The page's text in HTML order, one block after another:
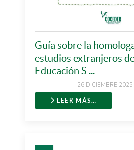
Guía sobre la
estudios extranjeros
Educación S ...
26 DICIEMBRE 2025
LEER MÁS…